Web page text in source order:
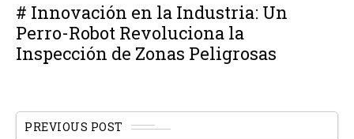
# Innovación en la Industria: Un
Perro-Robot Revoluciona la
Inspección de Zonas Peligrosas
PREVIOUS POST